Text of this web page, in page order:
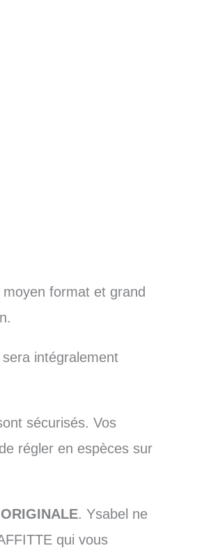
format et grand
intégralement
sécurisés. Vos
régler en espèces sur
ORIGINALE. Ysabel ne
qui vous